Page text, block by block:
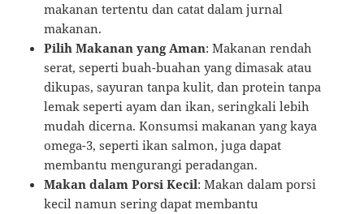
makanan tertentu dan catat dalam jurnal
makanan.
Pilih Makanan yang Aman: Makanan rendah
serat, seperti buah-buahan yang dimasak atau
dikupas, sayuran tanpa kulit, dan protein tanpa
lemak seperti ayam dan ikan, seringkali lebih
mudah dicerna. Konsumsi makanan yang kaya
omega-3, seperti ikan salmon, juga dapat
membantu mengurangi peradangan.
Makan dalam Porsi Kecil: Makan dalam porsi
kecil namun sering dapat membantu